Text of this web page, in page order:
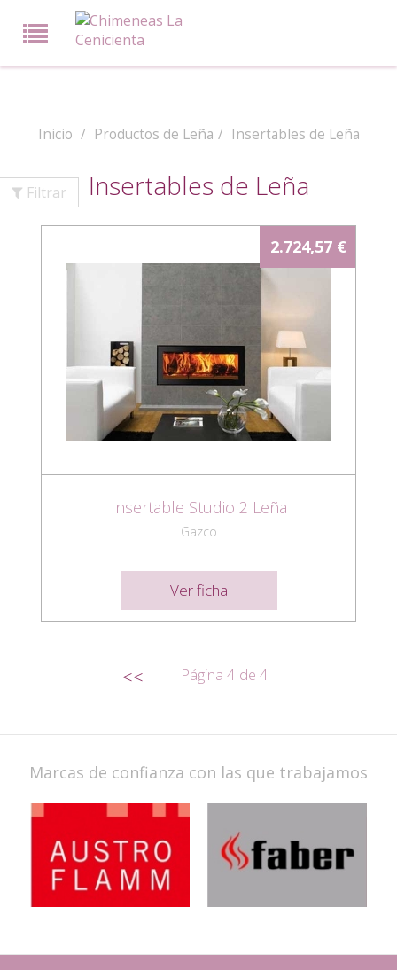
Filtrar
Inicio Productos de Leña Insertables de Leña
Insertables de Leña
2.724,57 €
Insertable Studio 2 Leña
Gazco
Ver ficha
<< Página 4 de 4
Marcas de confianza con las que trabajamos